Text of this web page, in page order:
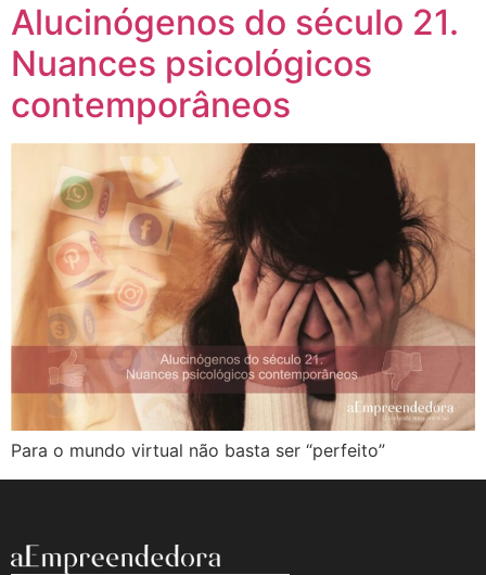
Alucinógenos do século 21.
Nuances psicológicos
contemporâneos
Para o mundo virtual não basta ser “perfeito”